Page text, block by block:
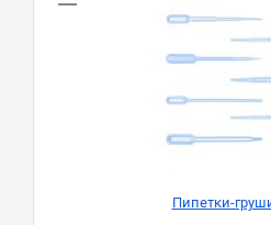
Пипетки-